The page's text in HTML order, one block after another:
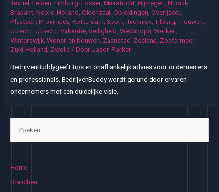
Textiel ,Leiden ,Limburg ,Losser,Maastricht ,Nijmegen ,Noord-
Brabant ,Noord-Holland ,Oldenzaal ,Opleidingen ,Overijssel
Plaatsen ,Provincies ,Rotterdam ,Sport ,Techniek ,Tilburg ,Trouwen
Utrecht ,Utrecht ,Vakantie ,Veiligheid ,Webshops ,Werken
Winterswijk ,Wonen en bouwen Zaanstad Zeeland Zoetermeer,
Zuid-Holland Zwolle / Door Jason Parker
BedrijvenBuddygeeft tips en onafhankelijk advies voor ondernemers
en professionals. BedrijvenBuddy wordt gerund door ervaren
ondernemers met een duidelijke visie.
Home
Branches